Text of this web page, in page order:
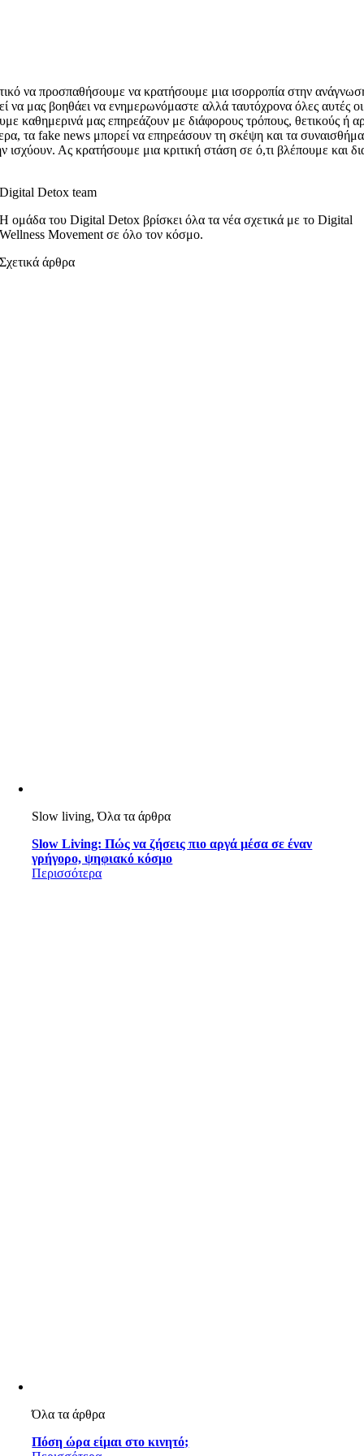
να προσπαθήσουμε να κρατήσουμε μια ισορροπία στην
να μας βοηθάει να ενημερωνόμαστε αλλά ταυτόχρονα όλες αυτές οι
καθημερινά μας επηρεάζουν με διάφορους τρόπους, θετικούς ή
τα fake news μπορεί να επηρεάσουν τη σκέψη και τα
ισχύουν. Ας κρατήσουμε μια κριτική στάση σε ό,τι βλέπουμε και
Digital Detox team
Η ομάδα του Digital Detox βρίσκει όλα τα νέα σχετικά με το Digital
Wellness Movement σε όλο τον κόσμο.
Σχετικά άρθρα
Slow living, Όλα τα άρθρα
Slow Living: Πώς να ζήσεις πιο αργά μέσα σε έναν
γρήγορο, ψηφιακό κόσμο
Περισσότερα
Όλα τα άρθρα
Πόση ώρα είμαι στο κινητό;